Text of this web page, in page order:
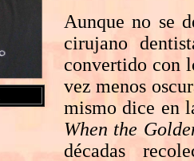
Aunque no se
cirujano
convertido con
vez menos
mismo dice en
When the
décadas